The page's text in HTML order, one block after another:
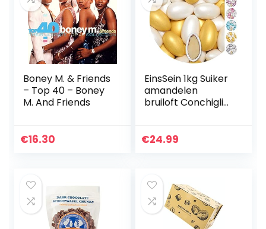
Boney M. & Friends
– Top 40 – Boney
M. And Friends
€16.30
EinsSein 1kg Suiker
amandelen
bruiloft Conchiglia
suikerbonen wit
omhuld coating
suikerlaagje
boontjes geboorte
communie candy
€24.99